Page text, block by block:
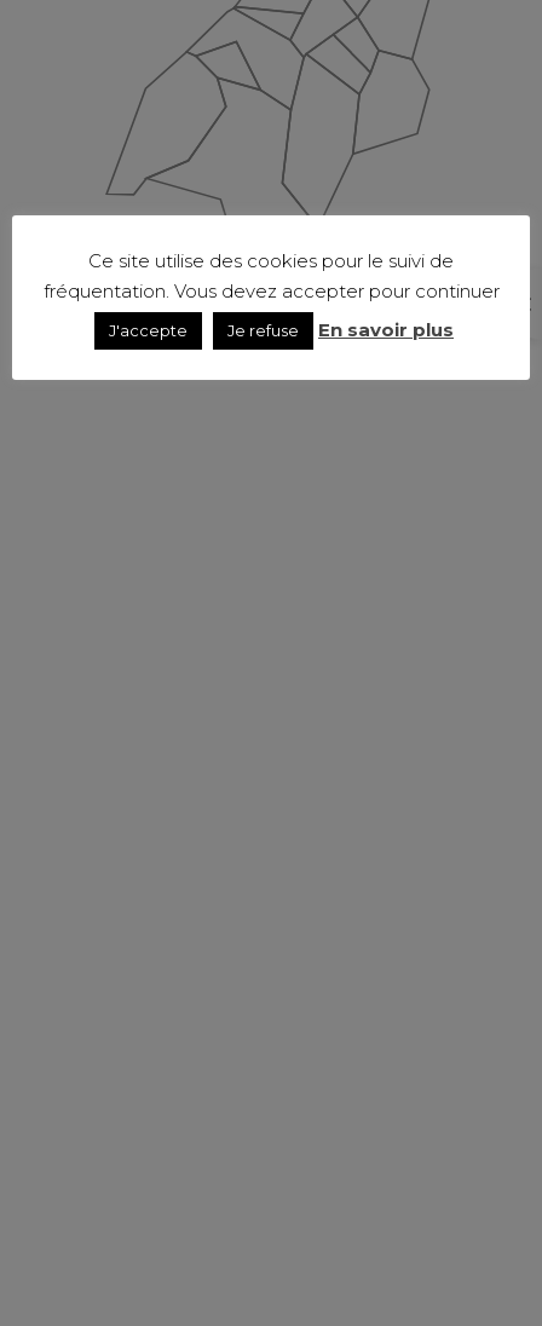
Ce site utilise des cookies pour le suivi de
fréquentation. Vous devez accepter pour continuer
J'accepte Je refuse En savoir plus